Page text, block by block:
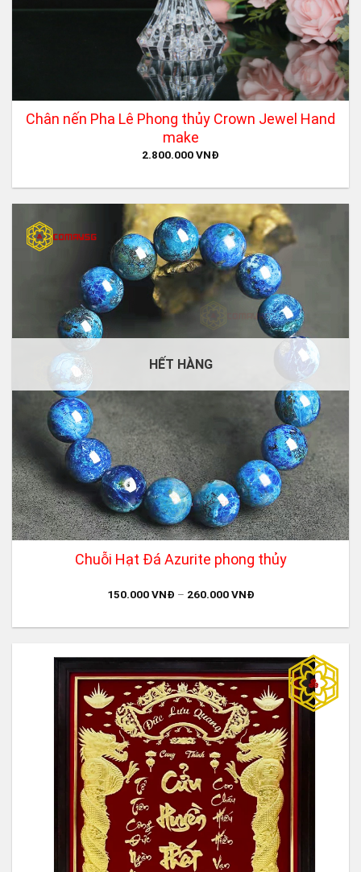
Chân nến Pha Lê Phong thủy Crown Jewel Hand
make
2.800.000VNĐ
HẾT HÀNG
Chuỗi Hạt Đá Azurite phong thủy
150.000VNĐ – 260.000VNĐ